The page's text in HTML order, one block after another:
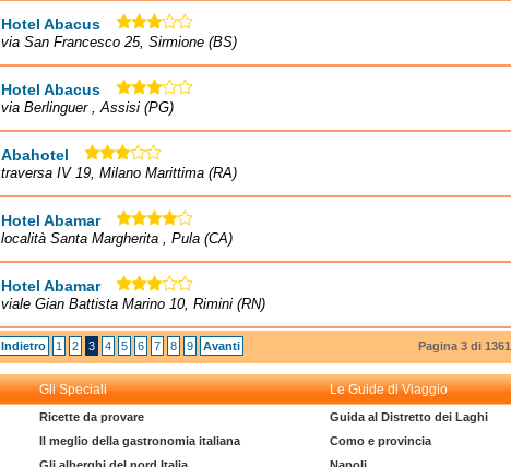
Hotel Abacus
via San Francesco 25, Sirmione (BS)
Hotel Abacus
via Berlinguer , Assisi (PG)
Abahotel
traversa IV 19, Milano Marittima (RA)
Hotel Abamar
località Santa Margherita , Pula (CA)
Hotel Abamar
viale Gian Battista Marino 10, Rimini (RN)
Indietro 1 2 3 4 5 6 7 8 9 Avanti Pagina 3 di 1361
Gli Speciali Le Guide di Viaggio
Ricette da provare
Il meglio della gastronomia italiana
Guida al Distretto dei Laghi
Como e provincia